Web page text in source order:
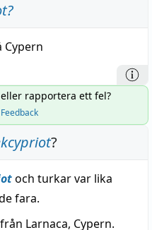
?
Cypern
rapportera ett fel?
Feedback
?
och turkar var lika
fara.
Larnaca, Cypern.